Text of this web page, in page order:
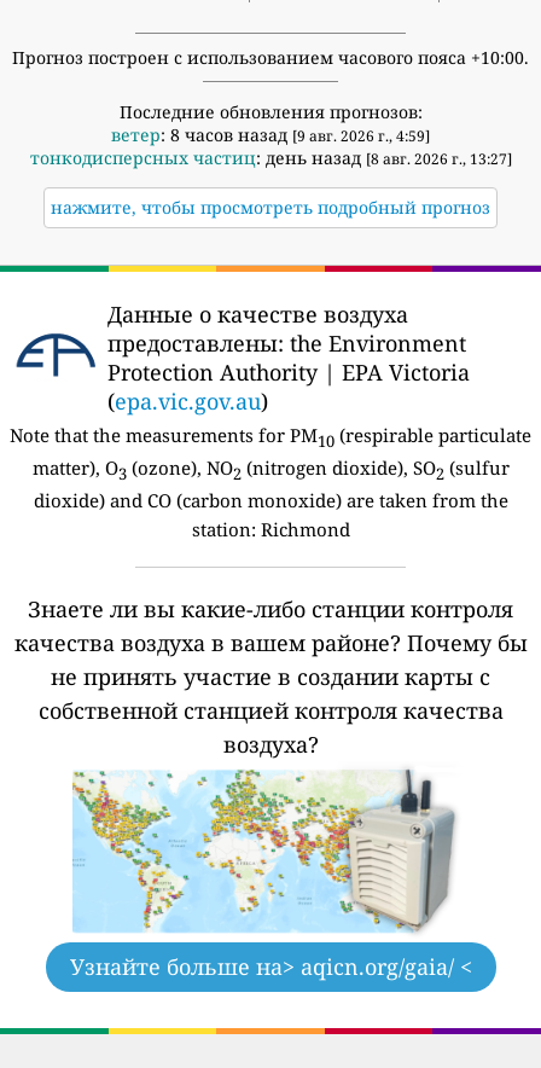
Прогноз построен с использованием часового пояса +10:00.
Последние обновления прогнозов:
ветер: 8 часов назад [9 авг. 2026 г., 4:59]
тонкодисперсных частиц: день назад [8 авг. 2026 г., 13:27]
нажмите, чтобы просмотреть подробный прогноз
Данные о качестве воздуха
предоставлены: the Environment
Protection Authority | EPA Victoria
(epa.vic.gov.au)
Note that the measurements for PM10 (respirable particulate
matter), O3(ozone), NO2 (nitrogen dioxide), SO2 (sulfur
dioxide) and CO (carbon monoxide) are taken from the
station: Richmond
Знаете ли вы какие-либо станции контроля
качества воздуха в вашем районе? Почему бы
не принять участие в создании карты с
собственной станцией контроля качества
воздуха?
Узнайте больше на> aqicn.org/gaia/ <